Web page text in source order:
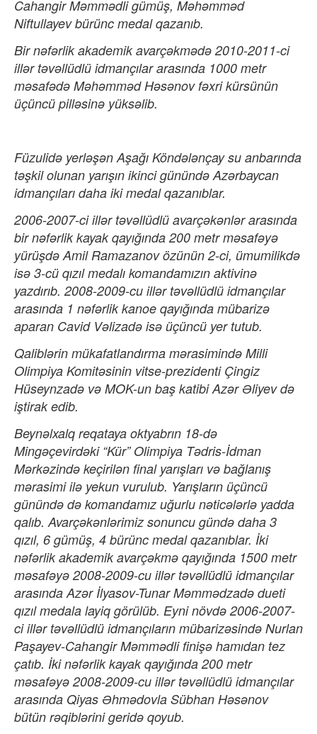
Cahangir Məmmədli gümüş, Məhəmməd
Niftullayev bürünc medal qazanıb.
Bir nəfərlik akademik avarçəkmədə 2010-2011-ci
illər təvəllüdlü idmançılar arasında 1000 metr
məsafədə Məhəmməd Həsənov fəxri kürsünün
üçüncü pilləsinə yüksəlib.
Füzulidə yerləşən Aşağı Köndələnçay su anbarında
təşkil olunan yarışın ikinci günündə Azərbaycan
idmançıları daha iki medal qazanıblar.
2006-2007-ci illər təvəllüdlü avarçəkənlər arasında
bir nəfərlik kayak qayığında 200 metr məsafəyə
yürüşdə Amil Ramazanov özünün 2-ci, ümumilikdə
isə 3-cü qızıl medalı komandamızın aktivinə
yazdırıb. 2008-2009-cu illər təvəllüdlü idmançılar
arasında 1 nəfərlik kanoe qayığında mübarizə
aparan Cavid Vəlizadə isə üçüncü yer tutub.
Qaliblərin mükafatlandırma mərasimində Milli
Olimpiya Komitəsinin vitse-prezidenti Çingiz
Hüseynzadə və MOK-un baş katibi Azər Əliyev də
iştirak edib.
Beynəlxalq reqataya oktyabrın 18-də
Mingəçevirdəki “Kür” Olimpiya Tədris-İdman
Mərkəzində keçirilən final yarışları və bağlanış
mərasimi ilə yekun vurulub. Yarışların üçüncü
günündə də komandamız uğurlu nəticələrlə yadda
qalıb. Avarçəkənlərimiz sonuncu gündə daha 3
qızıl, 6 gümüş, 4 bürünc medal qazanıblar. İki
nəfərlik akademik avarçəkmə qayığında 1500 metr
məsafəyə 2008-2009-cu illər təvəllüdlü idmançılar
arasında Azər İlyasov-Tunar Məmmədzadə dueti
qızıl medala layiq görülüb. Eyni növdə 2006-2007-
ci illər təvəllüdlü idmançıların mübarizəsində Nurlan
Paşayev-Cahangir Məmmədli finişə hamıdan tez
çatıb. İki nəfərlik kayak qayığında 200 metr
məsafəyə 2008-2009-cu illər təvəllüdlü idmançılar
arasında Qiyas Əhmədovla Sübhan Həsənov
bütün rəqiblərini geridə qoyub.